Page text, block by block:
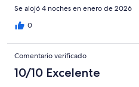
Se alojó 4 noches en enero de 2026
0
Comentario verificado
10/10 Excelente